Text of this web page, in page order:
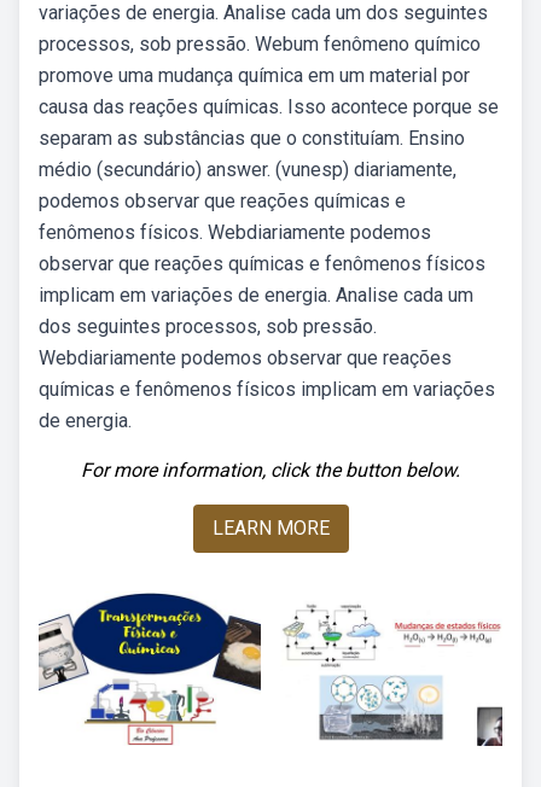
variações de energia. Analise cada um dos seguintes
processos, sob pressão. Webum fenômeno químico
promove uma mudança química em um material por
causa das reações químicas. Isso acontece porque se
separam as substâncias que o constituíam. Ensino
médio (secundário) answer. (vunesp) diariamente,
podemos observar que reações químicas e
fenômenos físicos. Webdiariamente podemos
observar que reações químicas e fenômenos físicos
implicam em variações de energia. Analise cada um
dos seguintes processos, sob pressão.
Webdiariamente podemos observar que reações
químicas e fenômenos físicos implicam em variações
de energia.
For more information, click the button below.
LEARN MORE